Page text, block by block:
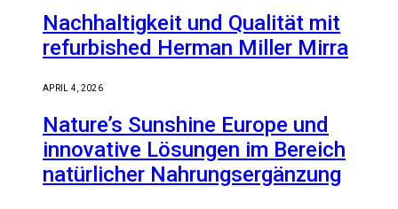
Nachhaltigkeit und Qualität mit
refurbished Herman Miller Mirra
APRIL 4, 2026
Nature’s Sunshine Europe und
innovative Lösungen im Bereich
natürlicher Nahrungsergänzung